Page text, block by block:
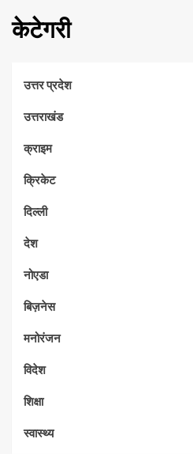
केटेगरी
उत्तर प्रदेश
उत्तराखंड
क्राइम
क्रिकेट
दिल्ली
देश
नोएडा
बिज़नेस
मनोरंजन
विदेश
शिक्षा
स्वास्थ्य